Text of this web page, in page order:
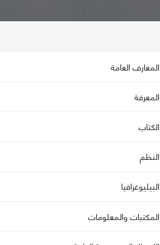
المعارف العامة
المعرفة
الكتاب
النظم
البيليوغرافيا
المكتبات والمعلومات